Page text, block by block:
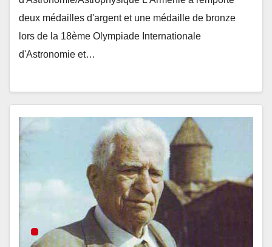
deux médailles d'argent et une médaille de bronze
lors de la 18ème Olympiade Internationale
d'Astronomie et…